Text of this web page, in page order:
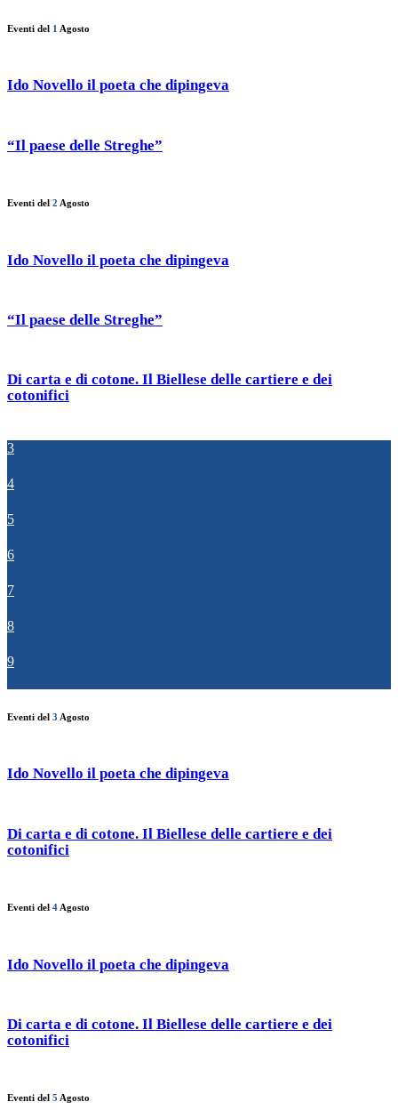
Eventi del 1 Agosto
Ido Novello il poeta che dipingeva
“Il paese delle Streghe”
Eventi del 2 Agosto
Ido Novello il poeta che dipingeva
“Il paese delle Streghe”
Di carta e di cotone. Il Biellese delle cartiere e dei
cotonifici
3
4
5
6
7
8
9
Eventi del 3 Agosto
Ido Novello il poeta che dipingeva
Di carta e di cotone. Il Biellese delle cartiere e dei
cotonifici
Eventi del 4 Agosto
Ido Novello il poeta che dipingeva
Di carta e di cotone. Il Biellese delle cartiere e dei
cotonifici
Eventi del 5 Agosto